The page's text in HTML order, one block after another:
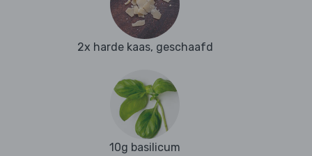
2x harde kaas, geschaafd
10g basilicum